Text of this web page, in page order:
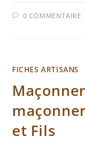
0 COMMENTAIRE
FICHES ARTISANS
et Fils